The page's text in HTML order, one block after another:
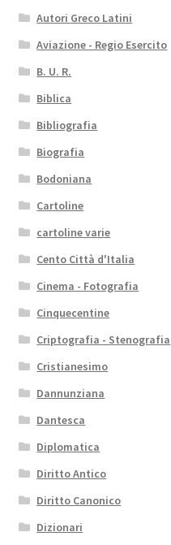
Autori Greco Latini
Aviazione - Regio Esercito
B. U. R.
Biblica
Bibliografia
Biografia
Bodoniana
Cartoline
cartoline varie
Cento Città d'Italia
Cinema - Fotografia
Cinquecentine
Criptografia - Stenografia
Cristianesimo
Dannunziana
Dantesca
Diplomatica
Diritto Antico
Diritto Canonico
Dizionari